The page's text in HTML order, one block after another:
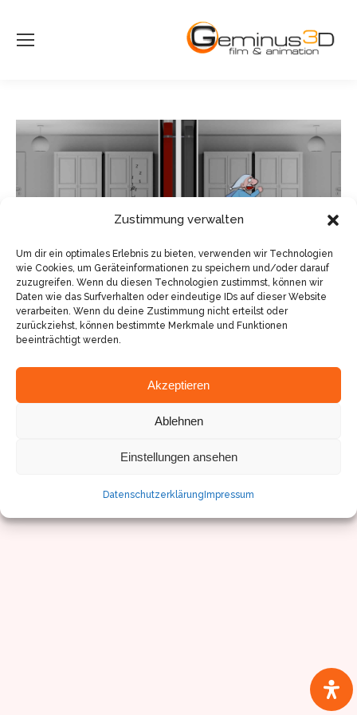
Zustimmung verwalten
Um dir ein optimales Erlebnis zu bieten, verwenden wir Technologien
wie Cookies, um Geräteinformationen zu speichern und/oder darauf
zuzugreifen. Wenn du diesen Technologien zustimmst, können wir
Daten wie das Surfverhalten oder eindeutige IDs auf dieser Website
verarbeiten. Wenn du deine Zustimmung nicht erteilst oder
zurückziehst, können bestimmte Merkmale und Funktionen
beeinträchtigt werden.
Akzeptieren
Ablehnen
Einstellungen ansehen
Datenschutzerklärung Impressum
© Sven Pfister, Geminus 3D